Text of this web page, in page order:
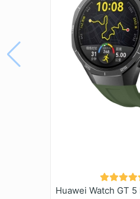
Tarzınıza modern ve özgün
Kolay takılıp çıkarılabilir
Kot kumaş tasarımlı kordon,
için hem konfor hem de stil